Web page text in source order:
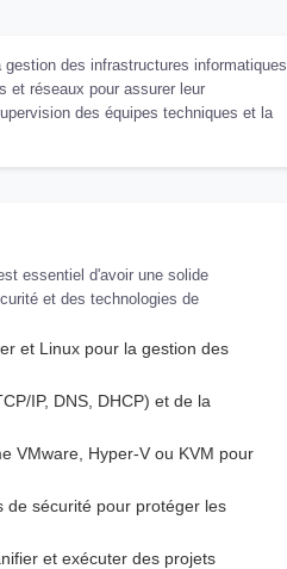
des infrastructures informatiques
et réseaux pour assurer leur
des équipes techniques et la
essentiel d'avoir une solide
et des technologies de
et Linux pour la gestion des
IP, DNS, DHCP) et de la
VMware, Hyper-V ou KVM pour
de sécurité pour protéger les
et exécuter des projets